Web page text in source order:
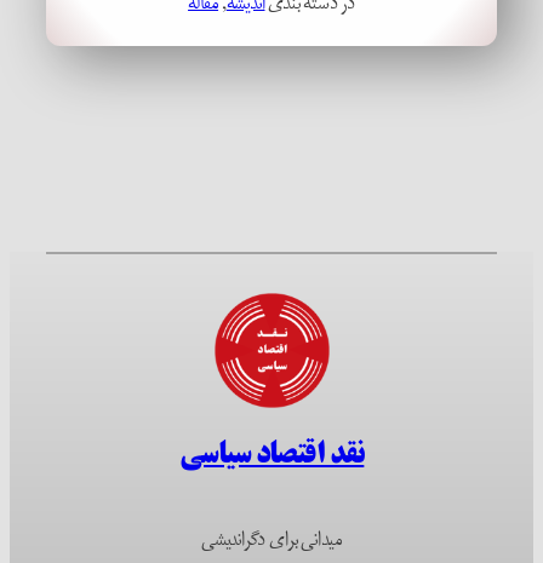
نقد اقتصاد سیاسی
میدانی برای دگراندیشی